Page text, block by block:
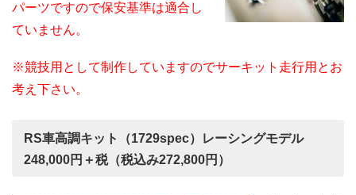
パーツですので保安基準は適合し
ていません。
※競技用として制作していますのでサーキット走行用とお
考え下さい。
RS車高調キット（1729spec）レーシングモデル
248,000円＋税（税込み272,800円）